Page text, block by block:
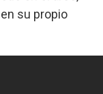
su propio